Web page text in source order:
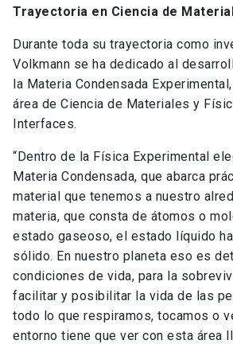
Trayectoria en Ciencia de
Durante toda su trayectoria como
Volkmann se ha dedicado al
la Materia Condensada
área de Ciencia de Materiales y
Interfaces.
“Dentro de la Física Experimental
Materia Condensada, que abarca
material que tenemos a nuestro
materia, que consta de átomos o
estado gaseoso, el estado líquido
sólido. En nuestro planeta eso es
condiciones de vida, para la
facilitar y posibilitar la vida de las
todo lo que respiramos, tocamos o
entorno tiene que ver con esta área